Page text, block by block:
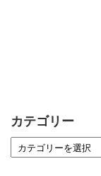
カテゴリー